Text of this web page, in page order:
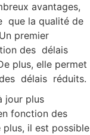
avantages,
que la qualité de
premier
des délais
plus, elle permet
délais réduits.
jour plus
fonction des
il est possible